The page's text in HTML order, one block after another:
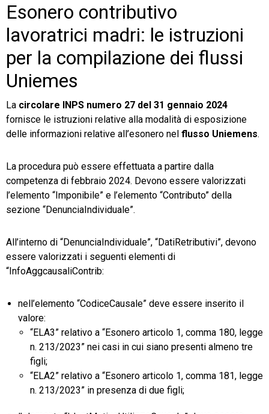
Esonero contributivo
lavoratrici madri: le istruzioni
per la compilazione dei flussi
Uniemes
La circolare INPS numero 27 del 31 gennaio 2024
fornisce le istruzioni relative alla modalità di esposizione
delle informazioni relative all’esonero nel flusso Uniemens.
La procedura può essere effettuata a partire dalla
competenza di febbraio 2024. Devono essere valorizzati
l’elemento “Imponibile” e l’elemento “Contributo” della
sezione “DenunciaIndividuale”.
All’interno di “DenunciaIndividuale”, “DatiRetributivi”, devono
essere valorizzati i seguenti elementi di
“InfoAggcausaliContrib:
nell’elemento “CodiceCausale” deve essere inserito il
valore:
“ELA3” relativo a “Esonero articolo 1, comma 180, legge
n. 213/2023” nei casi in cui siano presenti almeno tre
figli;
“ELA2” relativo a “Esonero articolo 1, comma 181, legge
n. 213/2023” in presenza di due figli;